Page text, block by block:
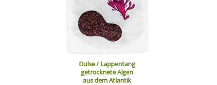
Dulse / Lappentang
getrocknete Algen
aus dem Atlantik